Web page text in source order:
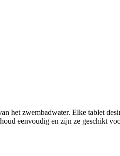
zwembadwater. Elke tablet
eenvoudig en zijn ze geschikt